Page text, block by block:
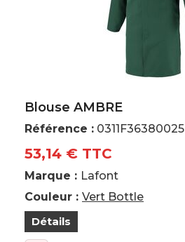
Blouse AMBRE
Référence : 0311F36380025
53,14 € TTC
Marque : Lafont
Couleur : Vert Bottle
Détails